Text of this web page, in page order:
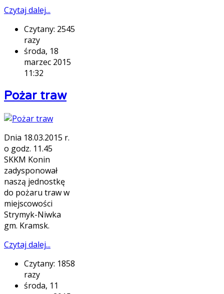
Czytaj dalej...
Czytany: 2545
razy
środa, 18
marzec 2015
11:32
Pożar traw
Dnia 18.03.2015 r.
o godz. 11.45
SKKM Konin
zadysponował
naszą jednostkę
do pożaru traw w
miejscowości
Strymyk-Niwka
gm. Kramsk.
Czytaj dalej...
Czytany: 1858
razy
środa, 11